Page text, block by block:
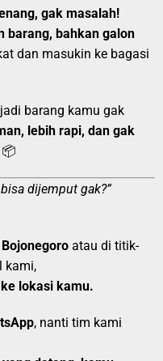
gak masalah!
barang, bahkan galon
dan masukin ke bagasi
barang kamu gak
lebih rapi, dan gak
dijemput gak?”
atau di titik-
kami,
lokasi kamu.
, nanti tim kami